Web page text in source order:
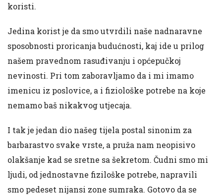
koristi.
Jedina korist je da smo utvrdili naše nadnaravne
sposobnosti proricanja budućnosti, kaj ide u prilog
našem pravednom rasuđivanju i općepučkoj
nevinosti. Pri tom zaboravljamo da i mi imamo
imenicu iz poslovice, a i fiziološke potrebe na koje
nemamo baš nikakvog utjecaja.
I tak je jedan dio našeg tijela postal sinonim za
barbarastvo svake vrste, a pruža nam neopisivo
olakšanje kad se sretne sa šekretom. Čudni smo mi
ljudi, od jednostavne fiziloške potrebe, napravili
smo pedeset nijansi zone sumraka. Gotovo da se